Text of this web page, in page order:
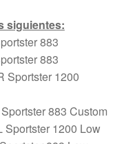
siguientes:
883
883
Sportster 1200
883 Custom
1200 Low